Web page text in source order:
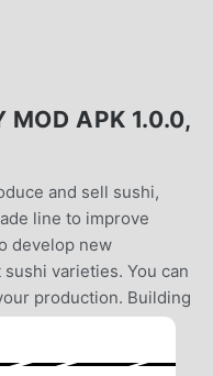
MOD APK 1.0.0,
and sell sushi,
line to improve
develop new
varieties. You can
production. Building